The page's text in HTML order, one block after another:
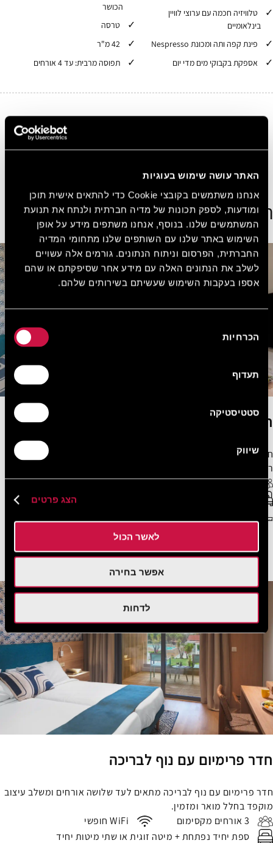
האתר עושה שימוש בעוגיות
אנחנו משתמשים בקובצי Cookie כדי להתאים אישית תוכן
ומודעות, לספק תכונות של מדיה חברתית ולנתח את תנועת
המשתמשים שלנו. בנוסף, אנחנו משתפים מידע על אופן
השימוש באתר שלנו עם השותפים שלנו מתחומי המדיה
החברתית, הפרסום וניתוח הנתונים. גורמים אלה עשויים
לשלב את הנתונים האלה עם מידע אחר שסיפקתם או שהם
אספו בעקבות השימוש שעשיתם בשירותים שלהם.
הסכמה
הכרחיות
תעדוף
סטטיסטיקה
שיווק
הצג פרטים
לאשר הכול
אפשר בחירה
לדחות
טלוויזיה חכמה עם ערוצי לוויין
בינלאומיים
פינת קפה ותה ומכונת Nespresso
אספקת בקבוקי מים מדי יום
הכושר
טרסה
42 מ"ר
תפוסה מרבית: עד 4 אורחים
הצטרפו עכשיו בחינם!
הצג חדרים נוספים
חדר פרימיום עם נוף לגינה
חדר פרימיום עם נוף לגינה מתאים לעד שלושה אורחים ועטוף באווירה
רגועה ומזמינה.
3 אורחים מקסימום
WiFi חופשי
ספת יחיד נפתחת + מיטה זוגית או שתי מיטות יחיד
ראו עוד הזמן עכשיו
חדר פרימיום עם נוף לבריכה
חדר פרימיום עם נוף לבריכה מתאים לעד שלושה אורחים ומשלב עיצוב
מוקפד בחלל מואר ומזמין.
3 אורחים מקסימום
WiFi חופשי
ספת יחיד נפתחת + מיטה זוגית או שתי מיטות יחיד